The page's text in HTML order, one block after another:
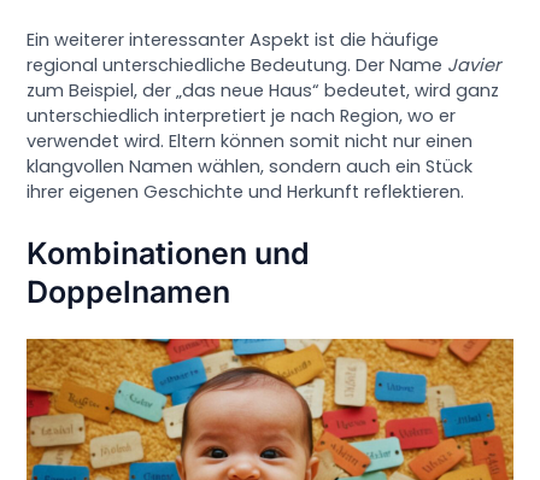
Ein weiterer interessanter Aspekt ist die häufige
regional unterschiedliche Bedeutung. Der Name Javier
zum Beispiel, der „das neue Haus“ bedeutet, wird ganz
unterschiedlich interpretiert je nach Region, wo er
verwendet wird. Eltern können somit nicht nur einen
klangvollen Namen wählen, sondern auch ein Stück
ihrer eigenen Geschichte und Herkunft reflektieren.
Kombinationen und
Doppelnamen